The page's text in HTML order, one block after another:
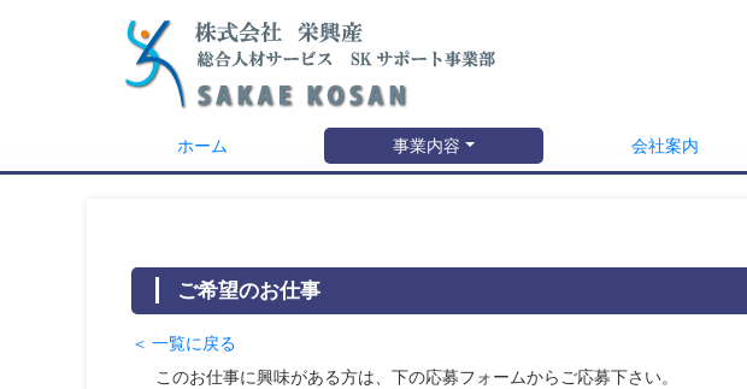
ホーム 事業内容 会社案内
ご希望のお仕事
＜ 一覧に戻る
このお仕事に興味がある方は、下の応募フォームからご応募下さい。